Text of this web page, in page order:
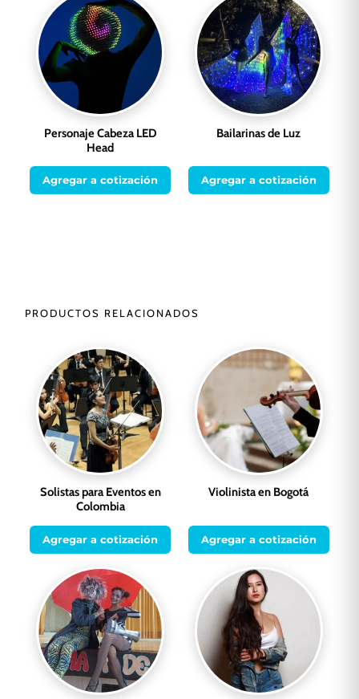
Personaje Cabeza LED
Head
Agregar a cotización
Bailarinas de Luz
Agregar a cotización
PRODUCTOS RELACIONADOS
Solistas para Eventos en
Colombia
Agregar a cotización
Violinista en Bogotá
Agregar a cotización